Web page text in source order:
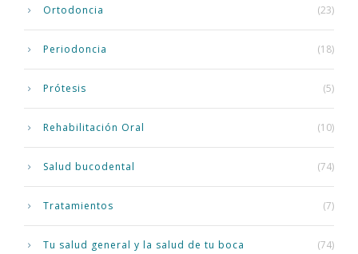
Ortodoncia (23)
Periodoncia (18)
Prótesis (5)
Rehabilitación Oral (10)
Salud bucodental (74)
Tratamientos (7)
Tu salud general y la salud de tu boca (74)